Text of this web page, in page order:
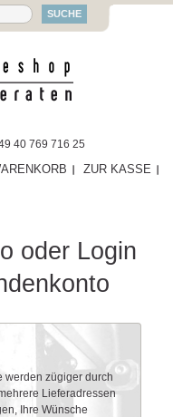
SUCHE
40 769 716 25
ZUR KASSE
oder Login
werden zügiger durch
Lieferadressen
Ihre Wünsche